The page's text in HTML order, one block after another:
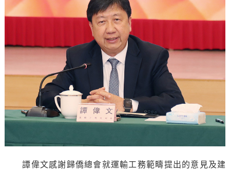
譚偉文感謝歸僑總會就運輸工務範疇提出的意見及建